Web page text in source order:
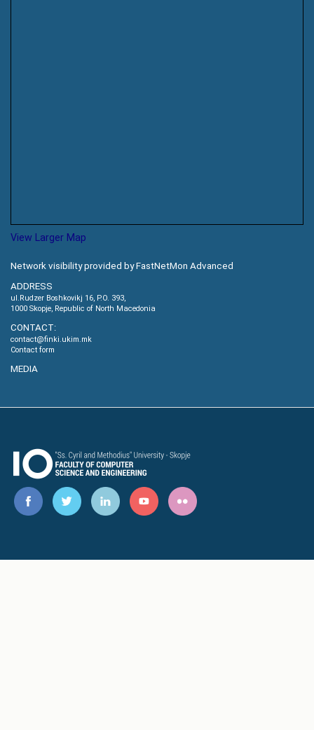
View Larger Map
Network visibility provided by FastNetMon Advanced
ADDRESS
ul.Rudzer Boshkovikj 16, P.O. 393,
1000 Skopje, Republic of North Macedonia
CONTACT:
contact@finki.ukim.mk
Contact form
MEDIA